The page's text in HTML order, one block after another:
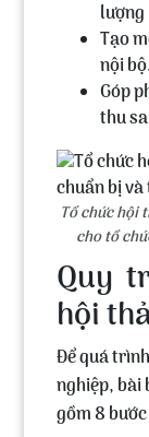
Tạo
nội
Góp
thu
Tổ chức hội
cho tổ
Quy
hội
Để quá
nghiệp, bài
gồm 8